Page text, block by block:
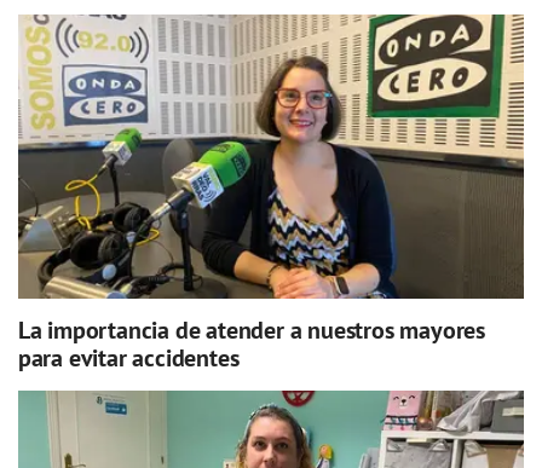
La importancia de atender a nuestros mayores
para evitar accidentes